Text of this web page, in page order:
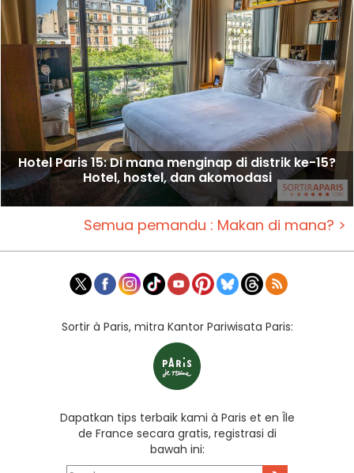
Hotel Paris 15: Di mana menginap di distrik ke-15?
Hotel, hostel, dan akomodasi
Semua pemandu : Makan di mana? >
Sortir à Paris, mitra Kantor Pariwisata Paris:
Dapatkan tips terbaik kami à Paris et en Île
de France secara gratis, registrasi di
bawah ini: